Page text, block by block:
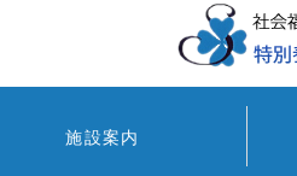
施設案内